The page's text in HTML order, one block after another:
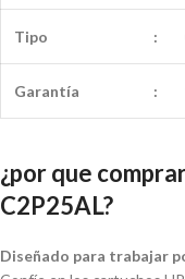
Tipo :
Garantía :
¿por que
C2P25AL?
Diseñado para trabajar